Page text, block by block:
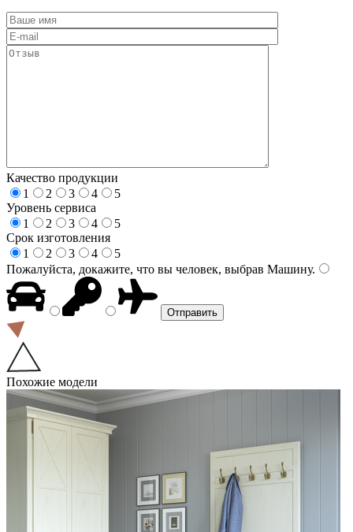
Качество продукции
1
2 3 4
5
Уровень сервиса
1
2 3 4
5
Срок изготовления
1
2 3 4
5
Пожалуйста, докажите, что вы человек, выбрав Машину.
Похожие модели